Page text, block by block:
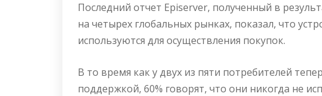
Последний отчет Episerver, полученный в
на четырех глобальных рынках, показал, что
используются для осуществления покупок.
В то время как у двух из пяти потребителей
поддержкой, 60% говорят, что они никогда не